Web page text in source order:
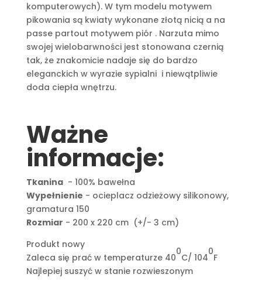
komputerowych). W tym modelu motywem
pikowania są kwiaty wykonane złotą nicią a na
passe partout motywem piór . Narzuta mimo
swojej wielobarwności jest stonowana czernią
tak, że znakomicie nadaje się do bardzo
eleganckich w wyrazie sypialni i niewątpliwie
doda ciepła wnętrzu.
Ważne
informacje:
Tkanina- 100% bawełna
Wypełnienie - ocieplacz odzieżowy silikonowy,
gramatura 150
Rozmiar - 200 x 220 cm (+/- 3 cm)
Produkt nowy
Zaleca się prać w temperaturze 40
0
C/ 104
0
F
Najlepiej suszyć w stanie rozwieszonym